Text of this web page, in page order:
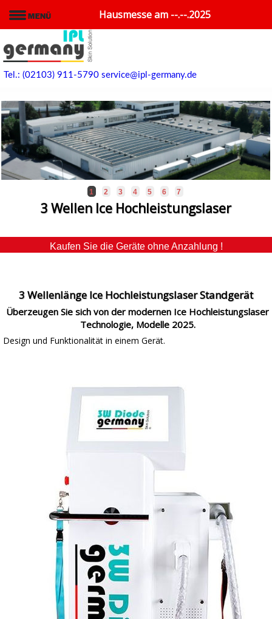
Hausmesse am --.--.2025
Tel.: (02103) 911-5790 service@ipl-germany.de
1 2 3 4 5 6 7
3 Wellen Ice Hochleistungslaser
Kaufen Sie die Geräte ohne Anzahlung !
3 Wellenlänge Ice Hochleistungslaser Standgerät
Überzeugen Sie sich von der modernen Ice Hochleistungslaser
Technologie, Modelle 2025.
Design und Funktionalität in einem Gerät.